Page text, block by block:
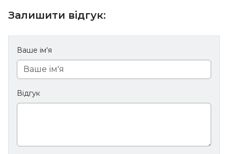
Залишити відгук:
Ваше ім'я
Відгук